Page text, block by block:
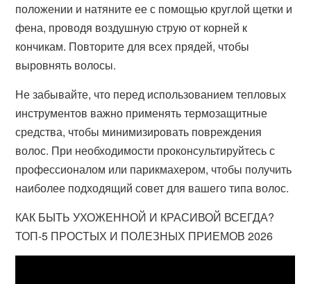
положении и натяните ее с помощью круглой щетки и
фена, проводя воздушную струю от корней к
кончикам. Повторите для всех прядей, чтобы
выровнять волосы.
Не забывайте, что перед использованием тепловых
инструментов важно применять термозащитные
средства, чтобы минимизировать повреждения
волос. При необходимости проконсультируйтесь с
профессионалом или парикмахером, чтобы получить
наиболее подходящий совет для вашего типа волос.
КАК БЫТЬ УХОЖЕННОЙ И КРАСИВОЙ ВСЕГДА?
ТОП-5 ПРОСТЫХ И ПОЛЕЗНЫХ ПРИЕМОВ 2026